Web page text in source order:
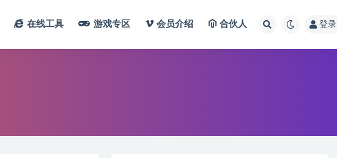
在线工具 游戏专区 会员介绍 合伙人 登录